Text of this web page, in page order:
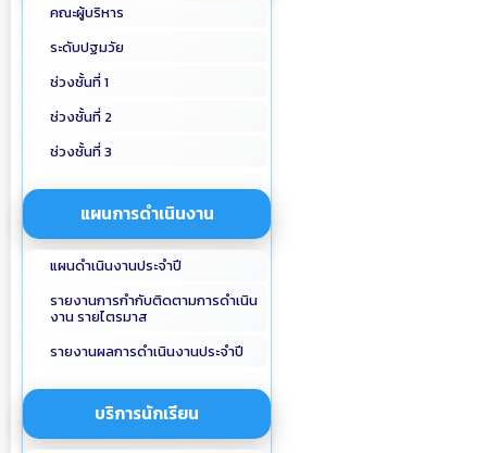
คณะผู้บริหาร
ระดับปฐมวัย
ช่วงชั้นที่ 1
ช่วงชั้นที่ 2
ช่วงชั้นที่ 3
แผนการดำเนินงาน
แผนดำเนินงานประจำปี
รายงานการกำกับติดตามการดำเนิน
งาน รายไตรมาส
รายงานผลการดำเนินงานประจำปี
บริการนักเรียน